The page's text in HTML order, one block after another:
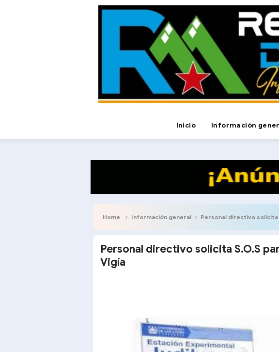
Inicio Información
Home Información general Personal directivo solicita
Personal directivo solicita S.O.S
Vigía